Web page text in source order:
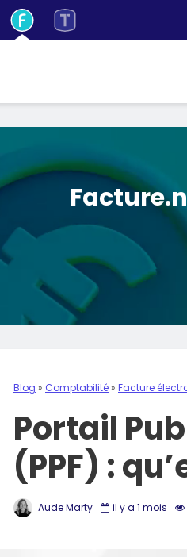
Blog » Comptabilité » Facture
Portail
(PPF) :
Aude Marty il y a 1 mois